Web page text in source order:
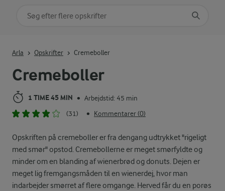
Cremeboller
1 TIME 45 MIN • Arbejdstid: 45 min
(31)
• Kommentarer (0)
Opskriften på cremeboller er fra dengang udtrykket "rigeligt
med smør" opstod. Cremebollerne er meget smørfyldte og
minder om en blanding af wienerbrød og donuts. Dejen er
meget lig fremgangsmåden til en wienerdej, hvor man
indarbejder smørret af flere omgange. Herved får du en porøs
Arla Opskrifter Cremeboller
Søg på kategori